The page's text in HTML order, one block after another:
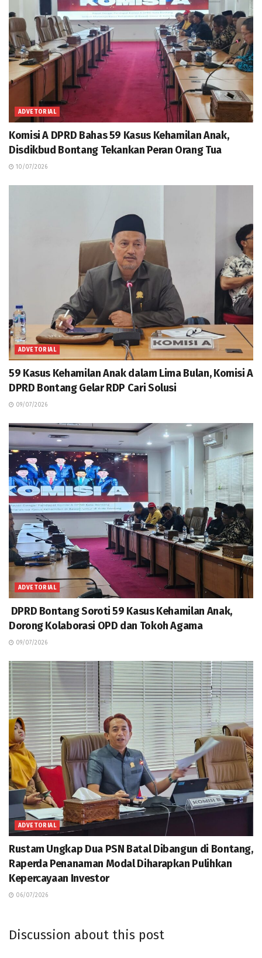
ADVETORIAL
Komisi A DPRD Bahas 59 Kasus Kehamilan Anak,
Disdikbud Bontang Tekankan Peran Orang Tua
10/07/2026
ADVETORIAL
59 Kasus Kehamilan Anak dalam Lima Bulan, Komisi A
DPRD Bontang Gelar RDP Cari Solusi
09/07/2026
ADVETORIAL
DPRD Bontang Soroti 59 Kasus Kehamilan Anak,
Dorong Kolaborasi OPD dan Tokoh Agama
09/07/2026
ADVETORIAL
Rustam Ungkap Dua PSN Batal Dibangun di Bontang,
Raperda Penanaman Modal Diharapkan Pulihkan
Kepercayaan Investor
06/07/2026
Discussion about this post